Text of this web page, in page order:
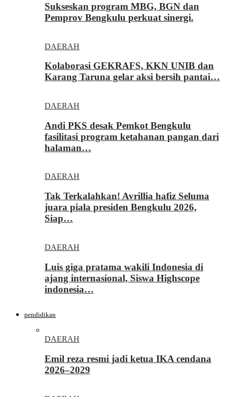
Sukseskan program MBG, BGN dan
Pemprov Bengkulu perkuat sinergi.
DAERAH
Kolaborasi GEKRAFS, KKN UNIB dan
Karang Taruna gelar aksi bersih pantai…
DAERAH
Andi PKS desak Pemkot Bengkulu
fasilitasi program ketahanan pangan dari
halaman…
DAERAH
Tak Terkalahkan! Avrillia hafiz Seluma
juara piala presiden Bengkulu 2026,
Siap…
DAERAH
Luis giga pratama wakili Indonesia di
ajang internasional, Siswa Highscope
indonesia…
pendidikan
DAERAH
Emil reza resmi jadi ketua IKA cendana
2026–2029